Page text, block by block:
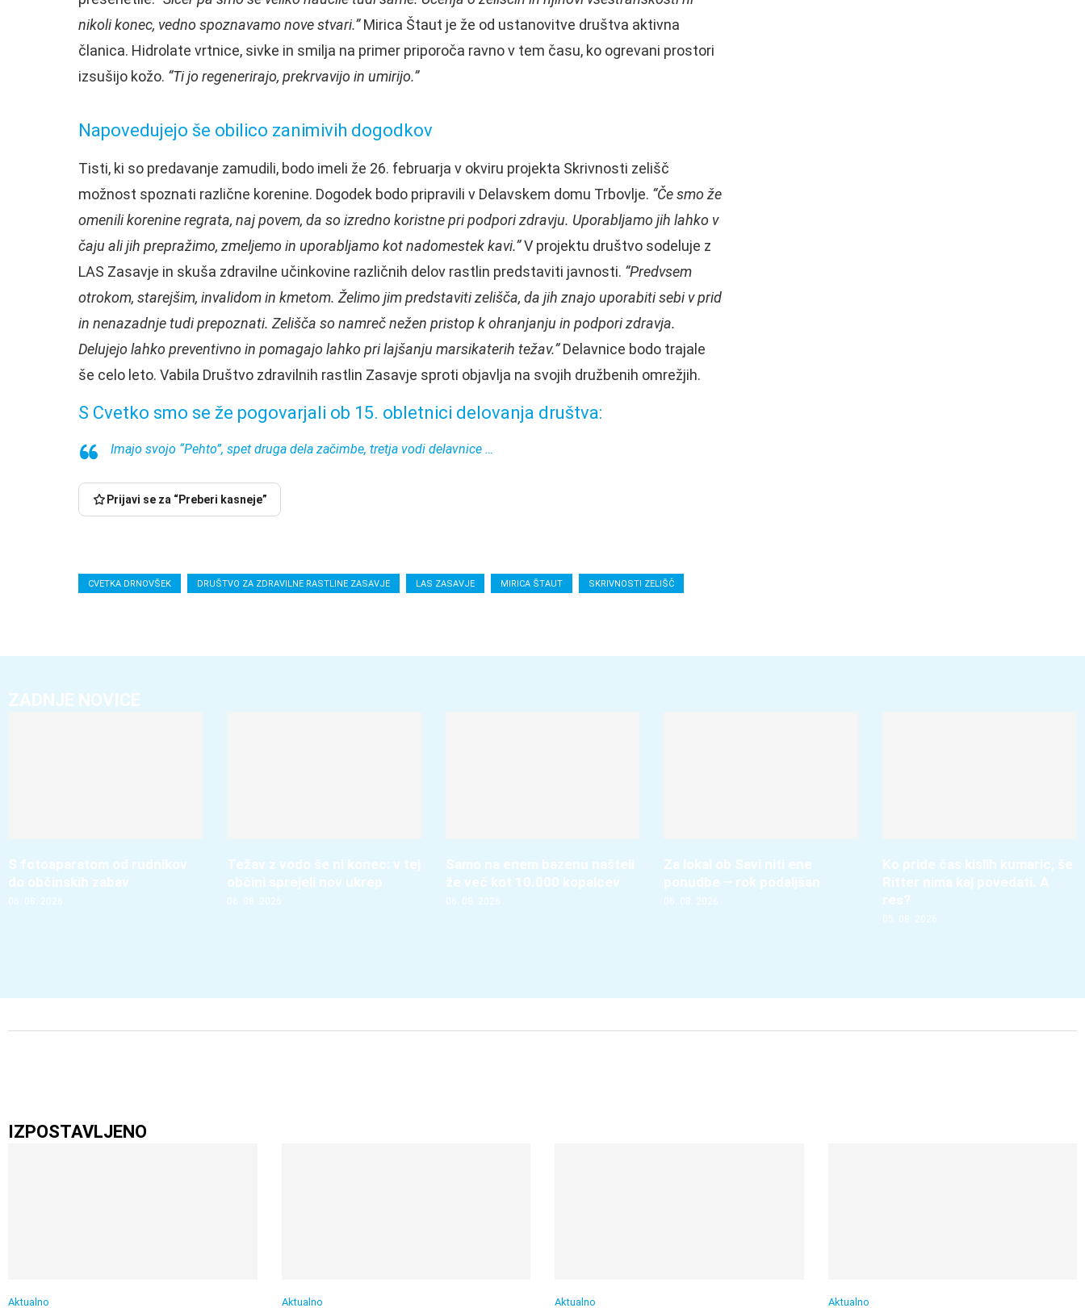
nikoli konec, vedno spoznavamo nove stvari.”Mirica Štaut je že od ustanovitve društva aktivna
članica. Hidrolate vrtnice, sivke in smilja na primer priporoča ravno v tem času, ko ogrevani prostori
izsušijo kožo. “Ti jo regenerirajo, prekrvavijo in umirijo.”
Napovedujejo še obilico zanimivih dogodkov
Tisti, ki so predavanje zamudili, bodo imeli že 26. februarja v okviru projekta Skrivnosti zelišč
možnost spoznati različne korenine. Dogodek bodo pripravili v Delavskem domu Trbovlje. “Če smo že
omenili korenine regrata, naj povem, da so izredno koristne pri podpori zdravju. Uporabljamo jih lahko v
čaju ali jih prepražimo, zmeljemo in uporabljamo kot nadomestek kavi.”V projektu društvo sodeluje z
LAS Zasavje in skuša zdravilne učinkovine različnih delov rastlin predstaviti javnosti. “Predvsem
otrokom, starejšim, invalidom in kmetom. Želimo jim predstaviti zelišča, da jih znajo uporabiti sebi v prid
in nenazadnje tudi prepoznati. Zelišča so namreč nežen pristop k ohranjanju in podpori zdravja.
Delujejo lahko preventivno in pomagajo lahko pri lajšanju marsikaterih težav.”Delavnice bodo trajale
še celo leto. Vabila Društvo zdravilnih rastlin Zasavje sproti objavlja na svojih družbenih omrežjih.
S Cvetko smo se že pogovarjali ob 15. obletnici delovanja društva:
Imajo svojo “Pehto”, spet druga dela začimbe, tretja vodi delavnice …
Prijavi se za “Preberi kasneje”
CVETKA DRNOVŠEK DRUŠTVO ZA ZDRAVILNE RASTLINE ZASAVJE LAS ZASAVJE MIRICA ŠTAUT SKRIVNOSTI ZELIŠČ
ZADNJE NOVICE
S fotoaparatom od rudnikov
do občinskih zabav
06. 08. 2026
Težav z vodo še ni konec: v tej
občini sprejeli nov ukrep
06. 08. 2026
Samo na enem bazenu našteli
že več kot 10.000 kopalcev
06. 08. 2026
Za lokal ob Savi niti ene
ponudbe – rok podaljšan
06. 08. 2026
Ko pride čas kislih kumaric, še
Ritter nima kaj povedati. A
res?
05. 08. 2026
IZPOSTAVLJENO
Aktualno Aktualno Aktualno Aktualno